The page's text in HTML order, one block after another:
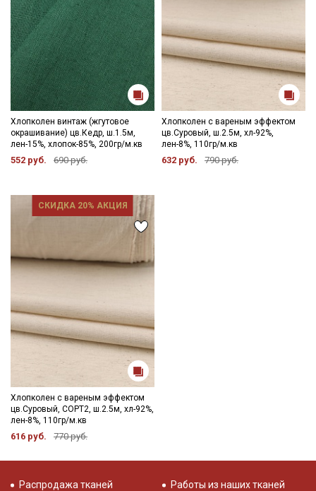
Хлопколен винтаж (жгутовое
окрашивание) цв.Кедр, ш.1.5м,
лен-15%, хлопок-85%, 200гр/м.кв
552 руб. 690 руб.
Хлопколен с вареным эффектом
цв.Суровый, ш.2.5м, хл-92%,
лен-8%, 110гр/м.кв
632 руб. 790 руб.
СКИДКА 20% АКЦИЯ
Хлопколен с вареным эффектом
цв.Суровый, СОРТ2, ш.2.5м, хл-92%,
лен-8%, 110гр/м.кв
616 руб. 770 руб.
Распродажа тканей
Работы из наших тканей